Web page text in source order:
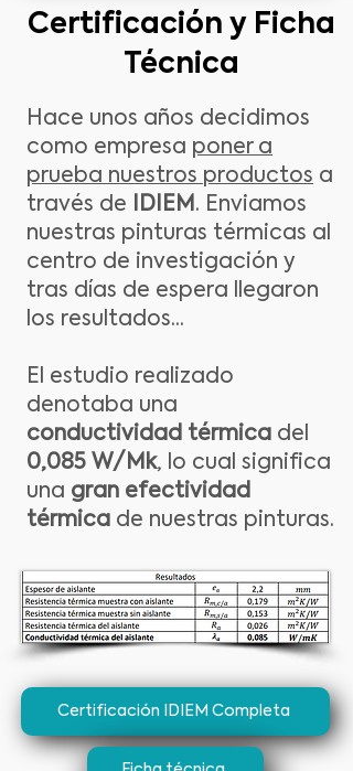
Certificación y Ficha
Técnica
Hace unos años decidimos
como empresa poner a
prueba nuestros productos a
través de
IDIEM . Enviamos
nuestras pinturas térmicas al
centro de investigación y
tras días de espera llegaron
los resultados...
El estudio realizado
denotaba una
conductividad térmica del
0,085 W/Mk, lo cual significa
una gran efectividad
térmica de nuestras pinturas.
Certificación IDIEM Completa